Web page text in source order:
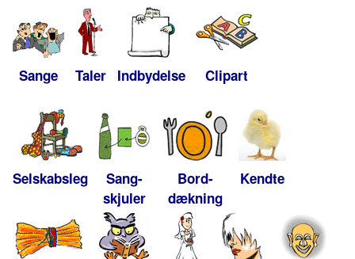
Sange Taler Indbydelse Clipart
Selskabsleg
Sang-
skjuler
Bord-
dækning
Kendte